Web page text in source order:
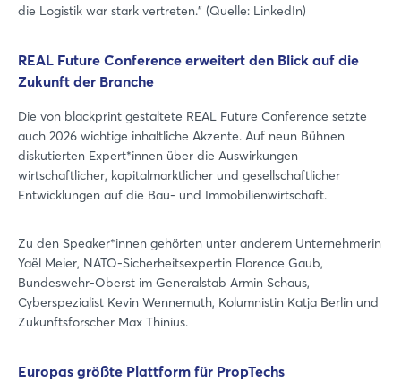
die Logistik war stark vertreten.” (Quelle: LinkedIn)
REAL Future Conference erweitert den Blick auf die
Zukunft der Branche
Die von blackprint gestaltete REAL Future Conference setzte
auch 2026 wichtige inhaltliche Akzente. Auf neun Bühnen
diskutierten Expert*innen über die Auswirkungen
wirtschaftlicher, kapitalmarktlicher und gesellschaftlicher
Entwicklungen auf die Bau- und Immobilienwirtschaft.
Zu den Speaker*innen gehörten unter anderem Unternehmerin
Yaël Meier, NATO-Sicherheitsexpertin Florence Gaub,
Bundeswehr-Oberst im Generalstab Armin Schaus,
Cyberspezialist Kevin Wennemuth, Kolumnistin Katja Berlin und
Zukunftsforscher Max Thinius.
Europas größte Plattform für PropTechs